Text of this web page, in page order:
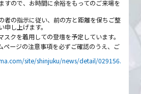
すので、お時間に余裕をもってのご来場を
者の指示に従い、前の方と距離を保ちご整
し上げます。
クを着用しての登壇を予定しています。
ページの注意事項を必ずご確認のうえ、ご
site/shinjuku/news/detail/029156.